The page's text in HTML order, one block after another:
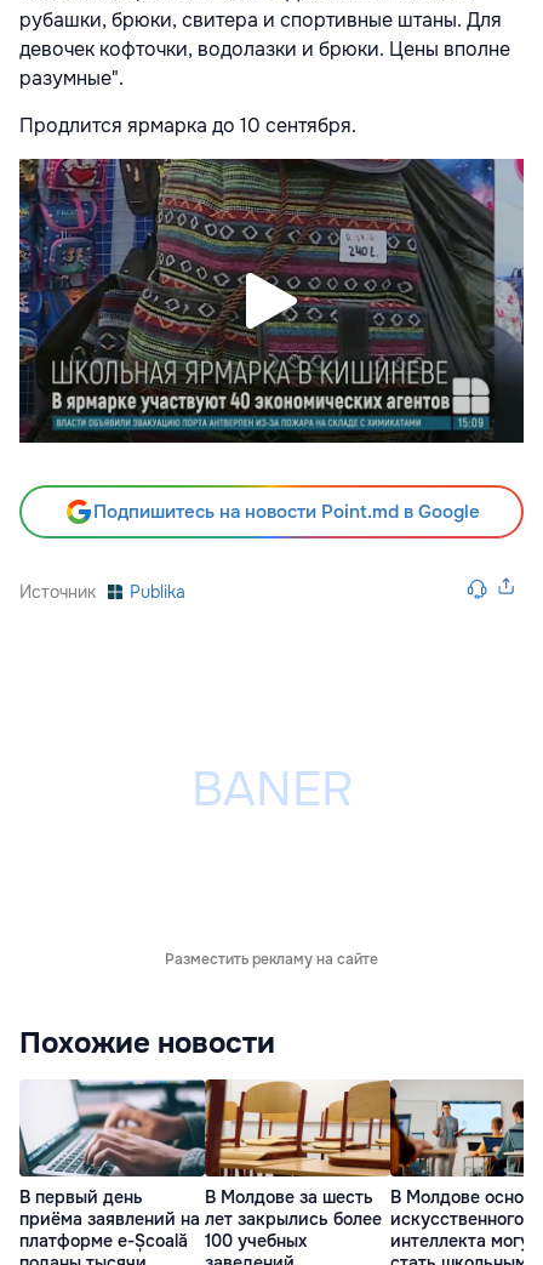
рубашки, брюки, свитера и спортивные штаны. Для
девочек кофточки, водолазки и брюки. Цены вполне
разумные".
Продлится ярмарка до 10 сентября.
Подпишитесь на новости Point.md в Google
Источник Publika
Разместить рекламу на сайте
Похожие новости
В первый день
приёма заявлений на
платформе e-Școală
В Молдове за шесть
лет закрылись более
100 учебных
В Молдове
искусственного
интеллекта могут